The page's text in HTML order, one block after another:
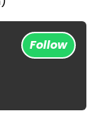
Follow